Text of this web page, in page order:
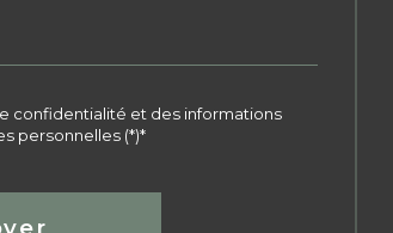
confidentialité et des informations
personnelles (*)*